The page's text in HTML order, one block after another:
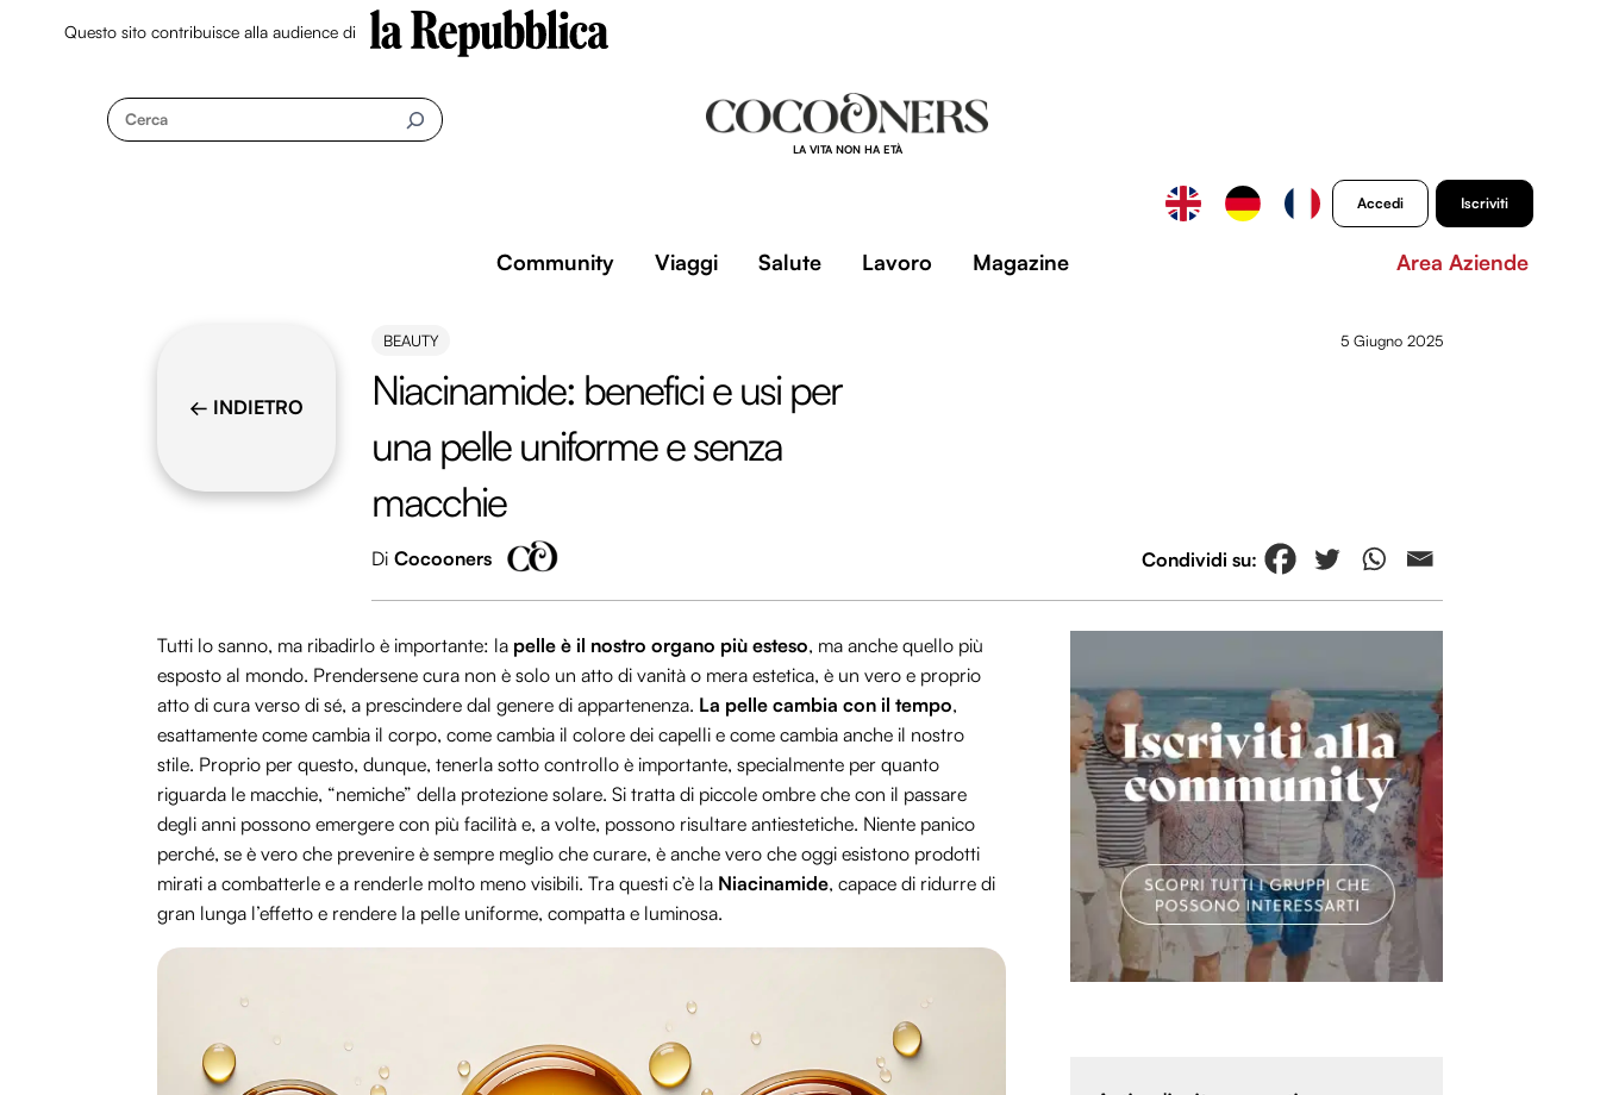
Questo sito contribuisce alla audience di
Cerca
LA VITA NON HA ETÀ
Accedi Iscriviti
Community Viaggi Salute Lavoro Magazine Area Aziende
← INDIETRO
BEAUTY 5 Giugno 2025
Niacinamide: benefici e usi per
una pelle uniforme e senza
macchie
Di Cocooners
Tutti lo sanno, ma ribadirlo è importante: la pelle è il nostro organo più esteso, ma anche quello più
esposto al mondo. Prendersene cura non è solo un atto di vanità o mera estetica, è un vero e proprio
atto di cura verso di sé, a prescindere dal genere di appartenenza. La pelle cambia con il tempo,
esattamente come cambia il corpo, come cambia il colore dei capelli e come cambia anche il nostro
stile. Proprio per questo, dunque, tenerla sotto controllo è importante, specialmente per quanto
riguarda le macchie, “nemiche” della protezione solare. Si tratta di piccole ombre che con il passare
degli anni possono emergere con più facilità e, a volte, possono risultare antiestetiche. Niente panico
perché, se è vero che prevenire è sempre meglio che curare, è anche vero che oggi esistono prodotti
mirati a combatterle e a renderle molto meno visibili. Tra questi c’è la Niacinamide, capace di ridurre di
gran lunga l’effetto e rendere la pelle uniforme, compatta e luminosa.